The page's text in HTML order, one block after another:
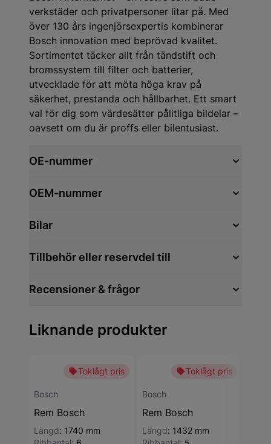
verkstäder och privatpersoner litar på. Med
över 130 års ingenjörsexpertis kombinerar
Bosch innovation med beprövad kvalitet.
Sortimentet täcker allt från tändstift och
bromssystem till filter och batterier,
utvecklade för att möta höga krav på
säkerhet, prestanda och hållbarhet. Ett smart
val för dig som värdesätter pålitliga bildelar –
oavsett om du är proffs eller bilentusiast.
OE-nummer
OEM-nummer
Bilar
Tillbehör eller reservdel till
Recensioner & frågor
Liknande produkter
Toklågt pris
Bosch
Rem Bosch
Längd: 1740 mm
Toklågt pris
Bosch
Rem Bosch
Längd: 1432 mm